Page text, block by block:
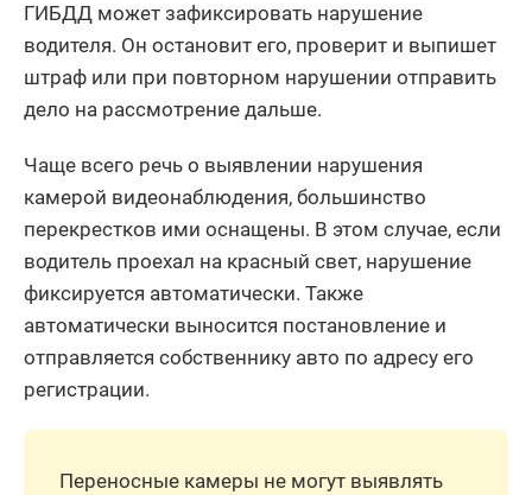
ГИБДД может зафиксировать нарушение
водителя. Он остановит его, проверит и выпишет
штраф или при повторном нарушении отправить
дело на рассмотрение дальше.
Чаще всего речь о выявлении нарушения
камерой видеонаблюдения, большинство
перекрестков ими оснащены. В этом случае, если
водитель проехал на красный свет, нарушение
фиксируется автоматически. Также
автоматически выносится постановление и
отправляется собственнику авто по адресу его
регистрации.
Переносные камеры не могут выявлять